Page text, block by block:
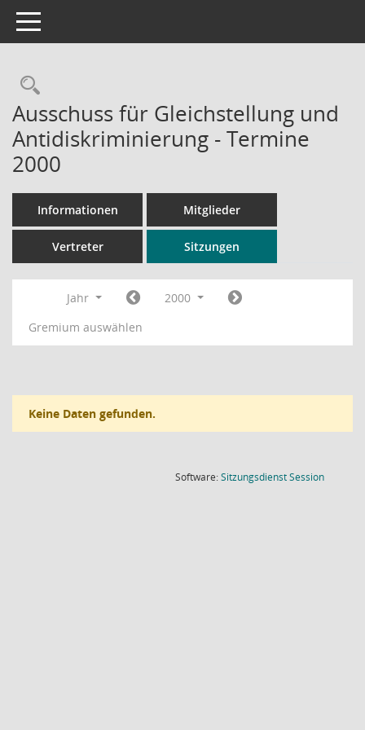
Toggle navigation
Rechercheauswahl
Ausschuss für Gleichstellung und
Antidiskriminierung - Termine
2000
Informationen Mitglieder
Vertreter Sitzungen
Jahr
2000
Gremium auswählen
Keine Daten gefunden.
Software:SitzungsdienstSession(Wird in